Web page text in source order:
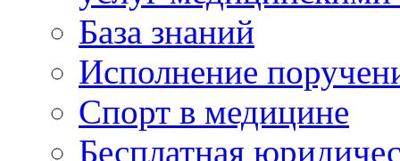
База знаний
Исполнение
Спорт в медицине
Бесплатная